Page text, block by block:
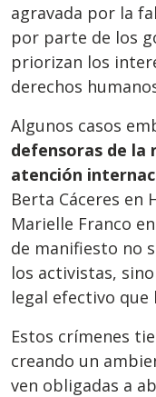
agravada por la
por parte de los
priorizan los
derechos
Algunos casos
defensoras de la
atención
Berta Cáceres en
Marielle Franco
de manifiesto no
los activistas,
legal efectivo que
Estos crímenes
creando un
ven obligadas a